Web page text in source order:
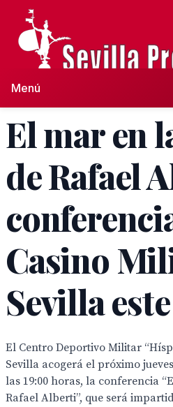
Menú
El mar en
de Rafael
Casino
Sevilla
El Centro Deportivo Militar
Sevilla acogerá el próximo
las 19:00 horas, la conferencia
Rafael Alberti”, que será